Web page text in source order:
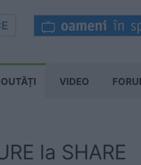
VIDEO
la SHARE